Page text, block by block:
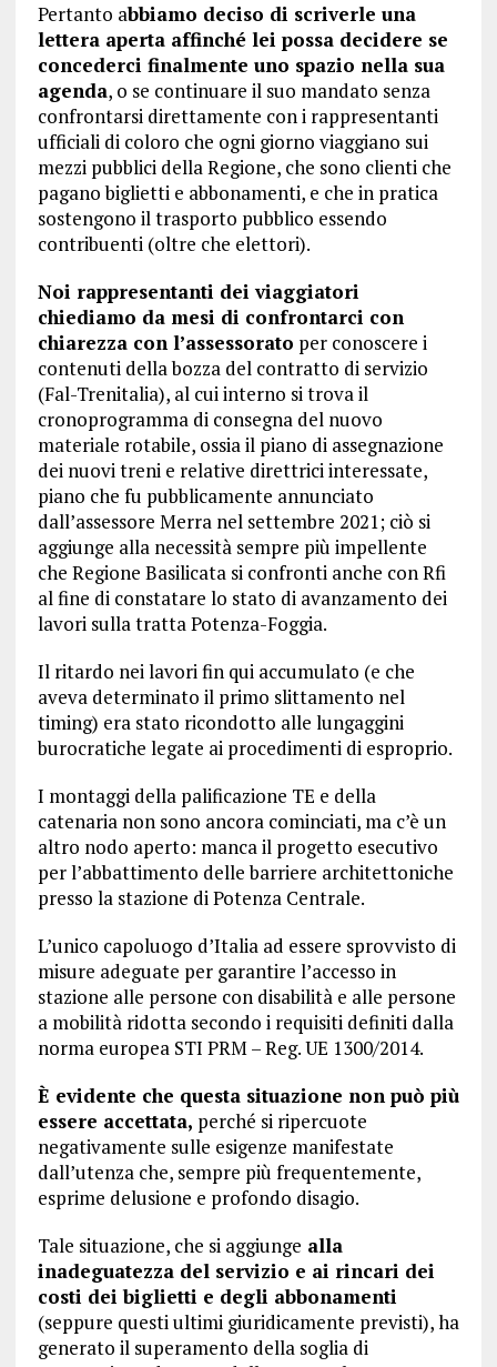
Pertanto abbiamo deciso di scriverle una
lettera aperta affinché lei possa decidere se
concederci finalmente uno spazio nella sua
agenda, o se continuare il suo mandato senza
confrontarsi direttamente con i rappresentanti
ufficiali di coloro che ogni giorno viaggiano sui
mezzi pubblici della Regione, che sono clienti che
pagano biglietti e abbonamenti, e che in pratica
sostengono il trasporto pubblico essendo
contribuenti (oltre che elettori).
Noi rappresentanti dei viaggiatori
chiediamo da mesi di confrontarci con
chiarezza con l’assessorato per conoscere i
contenuti della bozza del contratto di servizio
(Fal-Trenitalia), al cui interno si trova il
cronoprogramma di consegna del nuovo
materiale rotabile, ossia il piano di assegnazione
dei nuovi treni e relative direttrici interessate,
piano che fu pubblicamente annunciato
dall’assessore Merra nel settembre 2021; ciò si
aggiunge alla necessità sempre più impellente
che Regione Basilicata si confronti anche con Rfi
al fine di constatare lo stato di avanzamento dei
lavori sulla tratta Potenza-Foggia.
Il ritardo nei lavori fin qui accumulato (e che
aveva determinato il primo slittamento nel
timing) era stato ricondotto alle lungaggini
burocratiche legate ai procedimenti di esproprio.
I montaggi della palificazione TE e della
catenaria non sono ancora cominciati, ma c’è un
altro nodo aperto: manca il progetto esecutivo
per l’abbattimento delle barriere architettoniche
presso la stazione di Potenza Centrale.
L’unico capoluogo d’Italia ad essere sprovvisto di
misure adeguate per garantire l’accesso in
stazione alle persone con disabilità e alle persone
a mobilità ridotta secondo i requisiti definiti dalla
norma europea STI PRM – Reg. UE 1300/2014.
È evidente che questa situazione non può più
essere accettata, perché si ripercuote
negativamente sulle esigenze manifestate
dall’utenza che, sempre più frequentemente,
esprime delusione e profondo disagio.
Tale situazione, che si aggiunge alla
inadeguatezza del servizio e ai rincari dei
costi dei biglietti e degli abbonamenti
(seppure questi ultimi giuridicamente previsti), ha
generato il superamento della soglia di